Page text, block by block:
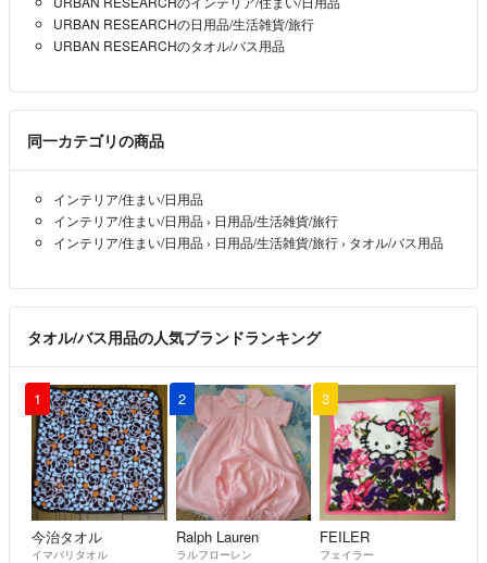
URBAN RESEARCHの日用品/生活雑貨/旅行
URBAN RESEARCHのタオル/バス用品
同一カテゴリの商品
インテリア/住まい/日用品
インテリア/住まい/日用品 › 日用品/生活雑貨/旅行
インテリア/住まい/日用品 › 日用品/生活雑貨/旅行 › タオル/バス用品
タオル/バス用品の人気ブランドランキング
1
今治タオル
イマバリタオル
2
Ralph Lauren
ラルフローレン
3
FEILER
フェイラー